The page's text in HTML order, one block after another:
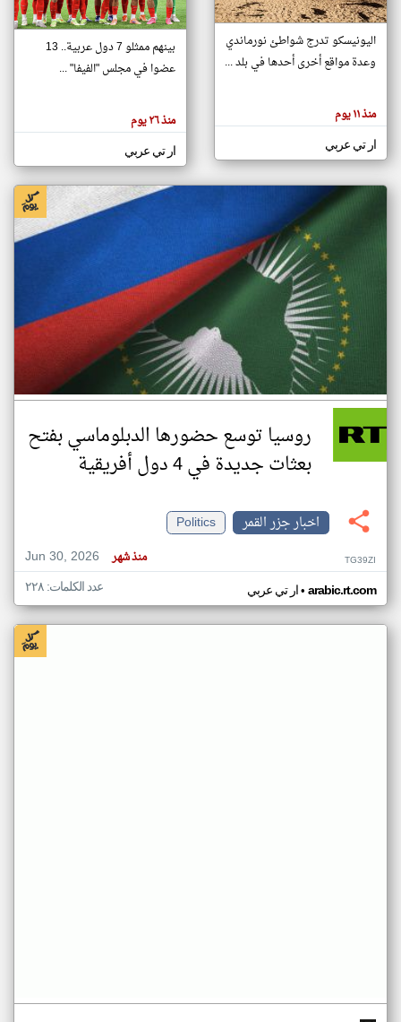
تغيير الدولة
اخبار جزر القمر على مدار الساعة
أهم اخبار جزر القمر العاجلة والمباشرة
هنا عن
وجهة
كاتبيها.
اليونيسكو تدرج شواطئ نورماندي
وعدة مواقع أخرى أحدها في بلد ...
منذ ١١ يوم
ار تي عربي
بينهم ممثلو 7 دول عربية.. 13
عضوا في مجلس "الفيفا" ...
منذ ٢٦ يوم
ار تي عربي
روسيا توسع حضورها الدبلوماسي بفتح
بعثات جديدة في 4 دول أفريقية
اخبار جزر القمر
Politics
Jun 30, 2026
منذ شهر TG39ZI
ار تي عربي• arabic.rt.com عدد الكلمات: ٢٢٨
klyoum.com